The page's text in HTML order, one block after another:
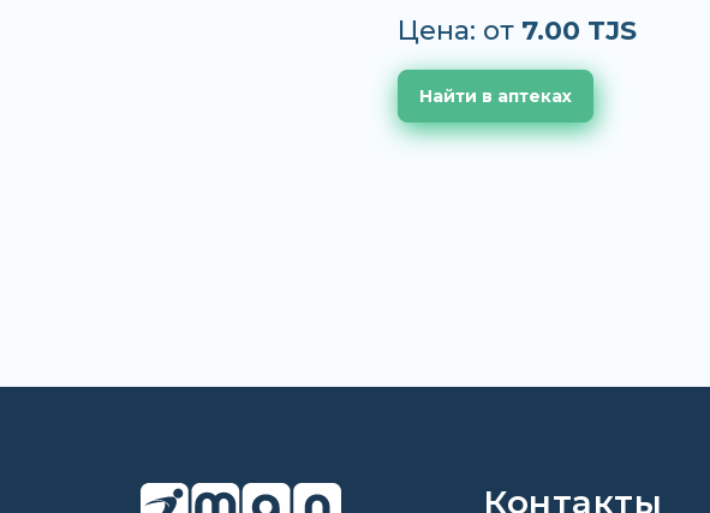
Цена: от 7.00 TJS
Найти в аптеках
Контакты